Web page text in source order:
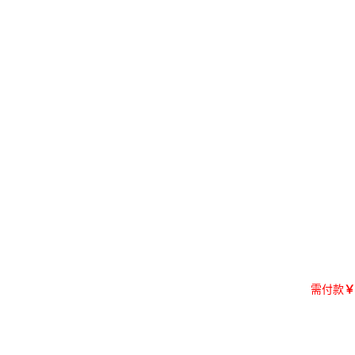
需付款￥